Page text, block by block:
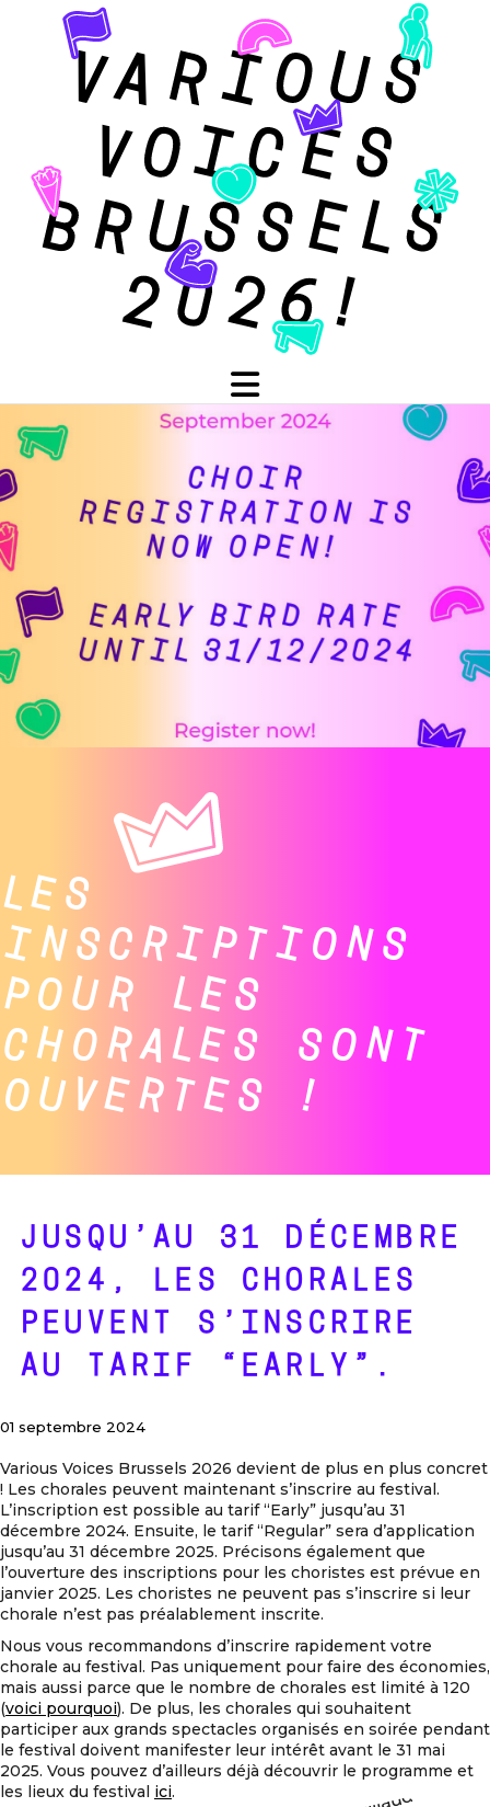
LES
INSCRIPTIONS
POUR LES
CHORALES SONT
OUVERTES !
JUSQU’AU 31 DÉCEMBRE
2024, LES CHORALES
PEUVENT S’INSCRIRE
AU TARIF “EARLY”.
01 septembre 2024
Various Voices Brussels 2026 devient de plus en plus concret
! Les chorales peuvent maintenant s’inscrire au festival.
L’inscription est possible au tarif “Early” jusqu’au 31
décembre 2024. Ensuite, le tarif “Regular” sera d’application
jusqu’au 31 décembre 2025. Précisons également que
l’ouverture des inscriptions pour les choristes est prévue en
janvier 2025. Les choristes ne peuvent pas s’inscrire si leur
chorale n’est pas préalablement inscrite.
Nous vous recommandons d’inscrire rapidement votre
chorale au festival. Pas uniquement pour faire des économies,
mais aussi parce que le nombre de chorales est limité à 120
(voici pourquoi). De plus, les chorales qui souhaitent
participer aux grands spectacles organisés en soirée pendant
le festival doivent manifester leur intérêt avant le 31 mai
2025. Vous pouvez d’ailleurs déjà découvrir le programme et
les lieux du festival ici.